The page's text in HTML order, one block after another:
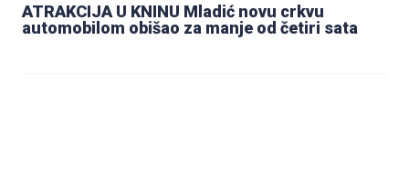
ATRAKCIJA U KNINU Mladić novu crkvu
automobilom obišao za manje od četiri sata